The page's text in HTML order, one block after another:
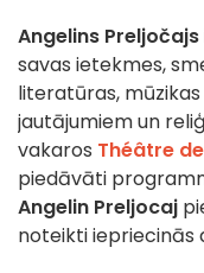
Angelins Preljočajs
savas ietekmes,
literatūras,
jautājumiem un
vakaros Théâtre
piedāvāti
Angelin Preljocaj
noteikti iepriecinās